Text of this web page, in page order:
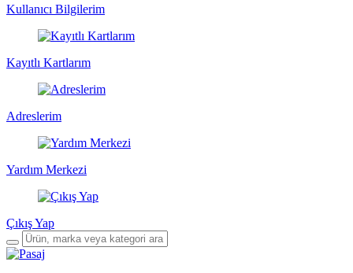
Kullanıcı Bilgilerim
Kayıtlı Kartlarım
Adreslerim
Yardım Merkezi
Çıkış Yap